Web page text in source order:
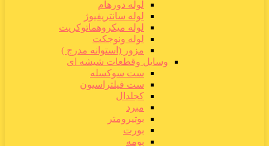
لوله دورهام
لوله سانتریفیوژ
لوله میکروهماتوکریت
لوله ونوجکت
مزور (استوانه مدرج )
وسایل وقطعات شیشه ای
ست سوکسله
ست فیلتراسیون
کجلدال
مبرد
بوتیرومتر
بورت
بومه